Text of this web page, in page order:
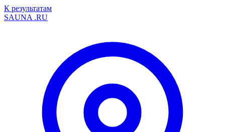
К результатам
SAUNA .RU